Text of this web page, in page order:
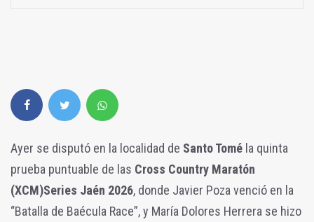
Ayer se disputó en la localidad de Santo Tomé la quinta
prueba puntuable de las Cross Country Maratón
(XCM)Series Jaén 2026, donde Javier Poza venció en la
“Batalla de Baécula Race”, y María Dolores Herrera se hizo